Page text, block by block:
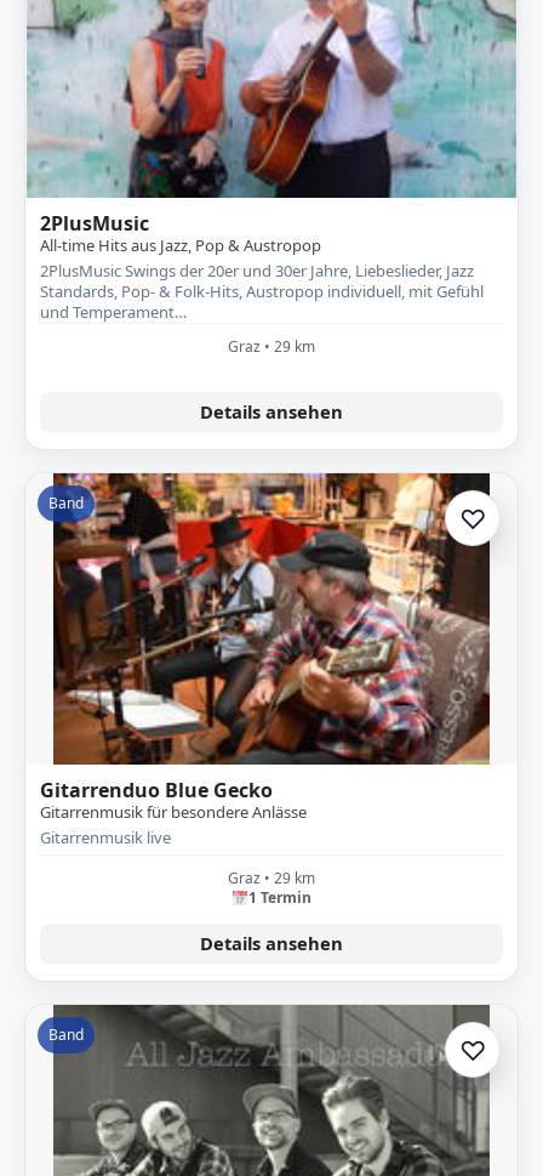
2PlusMusic
All-time Hits aus Jazz, Pop & Austropop
2PlusMusic Swings der 20er und 30er Jahre, Liebeslieder, Jazz
Standards, Pop- & Folk-Hits, Austropop individuell, mit Gefühl
und Temperament…
Graz • 29 km
Details ansehen
Band ♡Zur
Gitarrenduo Blue Gecko
Gitarrenmusik für besondere Anlässe
Gitarrenmusik live
Graz • 29 km
1 Termin
Details ansehen
Band ♡Zur